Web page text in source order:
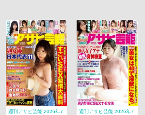
週刊アサヒ芸能 2026年7
週刊アサヒ芸能 2026年7